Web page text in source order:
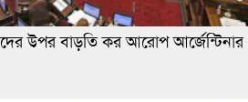
উপর বাড়তি কর আরোপ আর্জেন্টিনার